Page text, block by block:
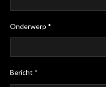
Onderwerp *
Bericht *